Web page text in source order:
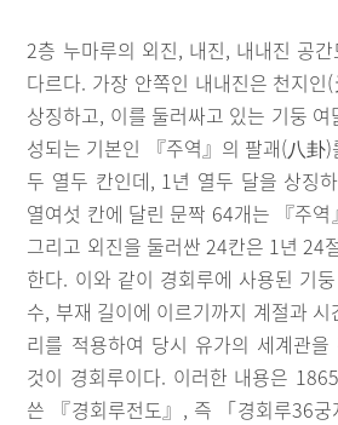
2층 누마루의 외진, 내진, 내내진 공
다르다. 가장 안쪽인 내내진은 천지
상징하고, 이를 둘러싸고 있는 기둥
성되는 기본인 『주역』의 팔괘(八卦
두 열두 칸인데, 1년 열두 달을 상징
열여섯 칸에 달린 문짝 64개는 『주
그리고 외진을 둘러싼 24칸은 1년 24
한다. 이와 같이 경회루에 사용된 기
수, 부재 길이에 이르기까지 계절과
리를 적용하여 당시 유가의 세계관
것이 경회루이다. 이러한 내용은
쓴 『경회루전도』, 즉 「경회루36